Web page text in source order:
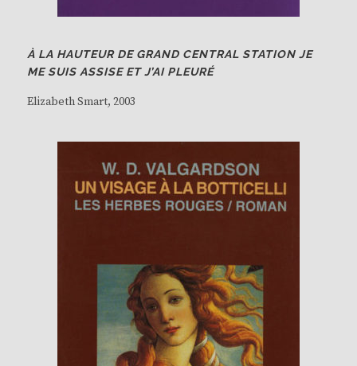
À LA HAUTEUR DE GRAND CENTRAL STATION JE
ME SUIS ASSISE ET J’AI PLEURÉ
Elizabeth Smart, 2003